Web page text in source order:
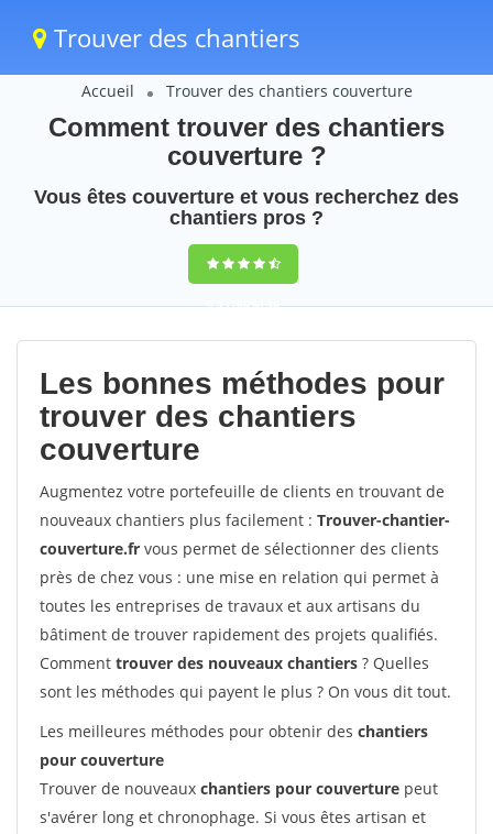
Trouver des chantiers
Accueil Trouver des chantiers couverture
Comment trouver des chantiers
couverture ?
Vous êtes couverture et vous recherchez des
chantiers pros ?
9,5(100%)30
votes
Les bonnes méthodes pour
trouver des chantiers
couverture
Augmentez votre portefeuille de clients en trouvant de
nouveaux chantiers plus facilement : Trouver-chantier-
couverture.fr vous permet de sélectionner des clients
près de chez vous : une mise en relation qui permet à
toutes les entreprises de travaux et aux artisans du
bâtiment de trouver rapidement des projets qualifiés.
Comment trouver des nouveaux chantiers ? Quelles
sont les méthodes qui payent le plus ? On vous dit tout.
Les meilleures méthodes pour obtenir des chantiers
pour couverture
Trouver de nouveaux chantiers pour couverture peut
s'avérer long et chronophage. Si vous êtes artisan et